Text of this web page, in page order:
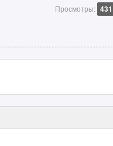
Просмотры: 431